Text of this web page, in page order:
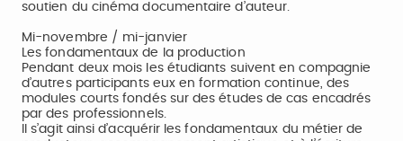
soutien du cinéma documentaire d’auteur.
Mi-novembre / mi-janvier
Les fondamentaux de la production
Pendant deux mois les étudiants suivent en compagnie
d’autres participants eux en formation continue, des
modules courts fondés sur des études de cas encadrés
par des professionnels.
Il s’agit ainsi d’acquérir les fondamentaux du métier de